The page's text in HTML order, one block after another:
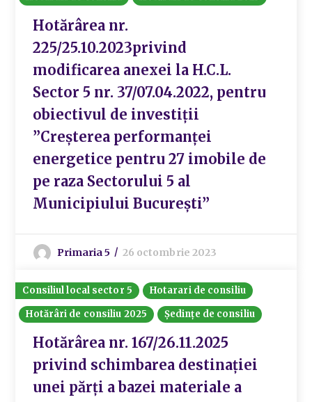
Hotărârea nr.
225/25.10.2023privind
modificarea anexei la H.C.L.
Sector 5 nr. 37/07.04.2022, pentru
obiectivul de investiții
”Creșterea performanței
energetice pentru 27 imobile de
pe raza Sectorului 5 al
Municipiului București”
Primaria 5 26 octombrie 2023
Consiliul local sector 5
Hotarari de consiliu
Hotărâri de consiliu 2025
Ședințe de consiliu
Hotărârea nr. 167/26.11.2025
privind schimbarea destinației
unei părți a bazei materiale a